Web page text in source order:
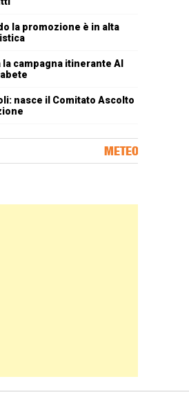
la promozione è in alta
la campagna itinerante Al
nasce il Comitato Ascolto
METEO
delle Marche